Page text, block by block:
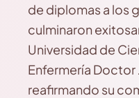
de diplomas a los
culminaron
Universidad de
Enfermería Doctor
reafirmando su